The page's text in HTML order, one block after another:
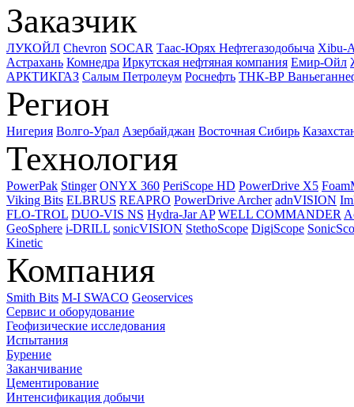
Заказчик
ЛУКОЙЛ Chevron SOCAR Таас-Юрях Нефтегазодобыча Xibu-
Астрахань Комнедра Иркутская нефтяная компания Емир-Ойл
АРКТИКГАЗ Салым Петролеум Роснефть ТНК-ВР
Регион
Нигерия Волго-Урал Азербайджан Восточная Сибирь
Технология
PowerPak Stinger ONYX 360 PeriScope HD PowerDrive X5
Viking Bits ELBRUS REAPRO PowerDrive Archer adnVISION
FLO-TROL DUO-VIS NS Hydra-Jar AP WELL COMMANDER
GeoSphere i-DRILL sonicVISION StethoScope DigiScope
Kinetic
Компания
Smith Bits M-I SWACO Geoservices
Сервис и оборудование
Геофизические исследования
Испытания
Бурение
Заканчивание
Цементирование
Интенсификация добычи